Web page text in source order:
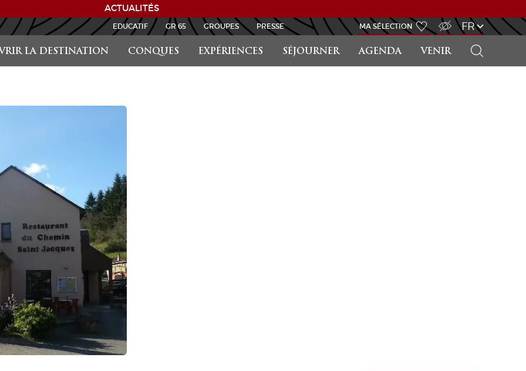
ACTUALITÉS
LA DESTINATION CONQUES EXPÉRIENCES SÉJOURNER AGENDA VENIR
EDUCATIF GR 65 GROUPES PRESSE MA SÉLECTION FR